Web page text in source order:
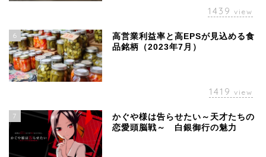
1439 view
6
高営業利益率と高EPSが見込める食
品銘柄（2023年7月）
1419 view
7
かぐや様は告らせたい～天才たちの
恋愛頭脳戦～ 白銀御行の魅力